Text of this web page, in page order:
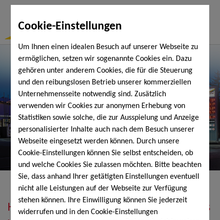
Cookie-Einstellungen
Um Ihnen einen idealen Besuch auf unserer Webseite zu
ermöglichen, setzen wir sogenannte Cookies ein. Dazu
gehören unter anderem Cookies, die für die Steuerung
und den reibungslosen Betrieb unserer kommerziellen
Unternehmensseite notwendig sind. Zusätzlich
verwenden wir Cookies zur anonymen Erhebung von
Statistiken sowie solche, die zur Ausspielung und Anzeige
personalisierter Inhalte auch nach dem Besuch unserer
Webseite eingesetzt werden können. Durch unsere
Cookie-Einstellungen können Sie selbst entscheiden, ob
und welche Cookies Sie zulassen möchten. Bitte beachten
Sie, dass anhand Ihrer getätigten Einstellungen eventuell
nicht alle Leistungen auf der Webseite zur Verfügung
stehen können. Ihre Einwilligung können Sie jederzeit
widerrufen und in den Cookie-Einstellungen
Heizöl, Diesel, Schmierstoffe, Holzpellets